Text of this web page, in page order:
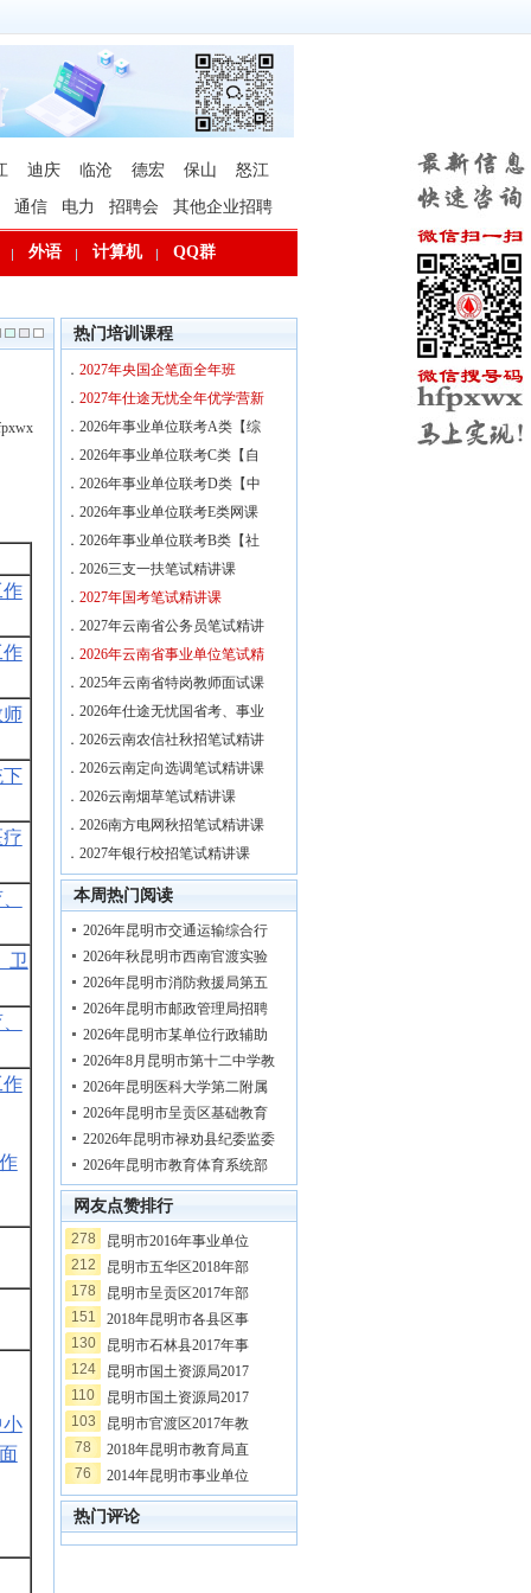
迪庆 临沧 德宏 保山 怒江
通信 电力 招聘会 其他企业招聘
外语 计算机 QQ群
作
作
师
下
卫
作
小
热门培训课程
． 2027年央国企笔面全年班
． 2027年仕途无忧全年优学营新
． 2026年事业单位联考A类【综
． 2026年事业单位联考C类【自
． 2026年事业单位联考D类【中
． 2026年事业单位联考E类网课
． 2026年事业单位联考B类【社
． 2026三支一扶笔试精讲课
． 2027年国考笔试精讲课
． 2027年云南省公务员笔试精讲
． 2026年云南省事业单位笔试精
． 2025年云南省特岗教师面试课
． 2026年仕途无忧国省考、事业
． 2026云南农信社秋招笔试精讲
． 2026云南定向选调笔试精讲课
． 2026云南烟草笔试精讲课
． 2026南方电网秋招笔试精讲课
． 2027年银行校招笔试精讲课
本周热门阅读
2026年昆明市交通运输综合行
2026年秋昆明市西南官渡实验
2026年昆明市消防救援局第五
2026年昆明市邮政管理局招聘
2026年昆明市某单位行政辅助
2026年8月昆明市第十二中学教
2026年昆明医科大学第二附属
2026年昆明市呈贡区基础教育
22026年昆明市禄劝县纪委监委
2026年昆明市教育体育系统部
网友点赞排行
278
昆明市2016年事业单位
212
昆明市五华区2018年部
178
昆明市呈贡区2017年部
151
2018年昆明市各县区事
130
昆明市石林县2017年事
124
昆明市国土资源局2017
110
昆明市国土资源局2017
103
昆明市官渡区2017年教
78
2018年昆明市教育局直
76
2014年昆明市事业单位
热门评论